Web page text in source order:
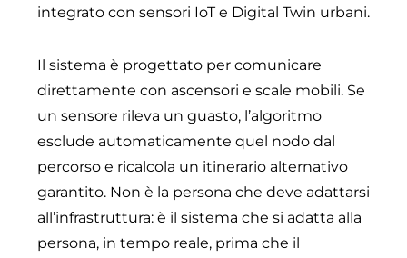
integrato con sensori IoT e Digital Twin urbani.
Il sistema è progettato per comunicare
direttamente con ascensori e scale mobili. Se
un sensore rileva un guasto, l’algoritmo
esclude automaticamente quel nodo dal
percorso e ricalcola un itinerario alternativo
garantito. Non è la persona che deve adattarsi
all’infrastruttura: è il sistema che si adatta alla
persona, in tempo reale, prima che il